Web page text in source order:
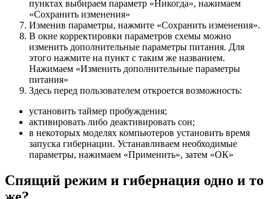
пунктах выбираем параметр «Никогда», нажимаем
«Сохранить изменения»
Изменив параметры, нажмите «Сохранить изменения».
В окне корректировки параметров схемы можно
изменить дополнительные параметры питания. Для
этого нажмите на пункт с таким же названием.
Нажимаем «Изменить дополнительные параметры
питания»
Здесь перед пользователем откроется возможность:
установить таймер пробуждения;
активировать либо деактивировать сон;
в некоторых моделях компьютеров установить время
запуска гибернации. Устанавливаем необходимые
параметры, нажимаем «Применить», затем «ОК»
Спящий режим и гибернация одно и то